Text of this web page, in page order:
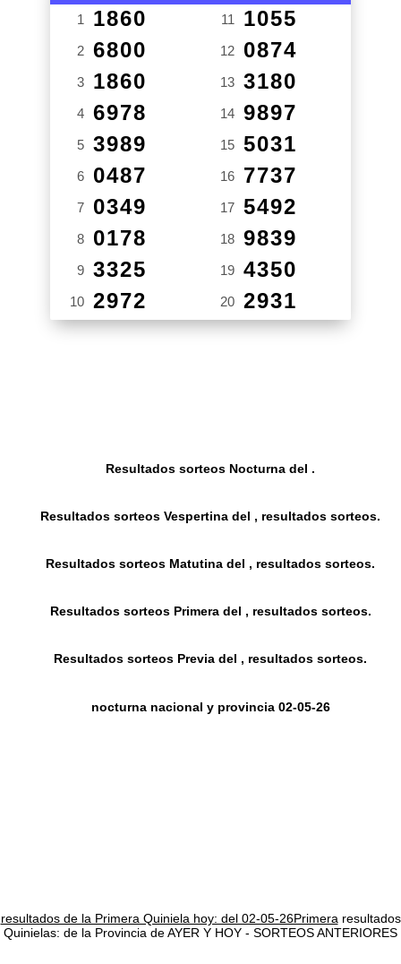
1 1860
2 6800
3 1860
4 6978
5 3989
6 0487
7 0349
8 0178
9 3325
10 2972
11 1055
12 0874
13 3180
14 9897
15 5031
16 7737
17 5492
18 9839
19 4350
20 2931
Resultados sorteos Nocturna del .
Resultados sorteos Vespertina del , resultados sorteos.
Resultados sorteos Matutina del , resultados sorteos.
Resultados sorteos Primera del , resultados sorteos.
Resultados sorteos Previa del , resultados sorteos.
nocturna nacional y provincia 02-05-26
resultados de la Primera Quiniela hoy: del 02-05-26Primera resultados
Quinielas: de la Provincia de AYER Y HOY - SORTEOS ANTERIORES